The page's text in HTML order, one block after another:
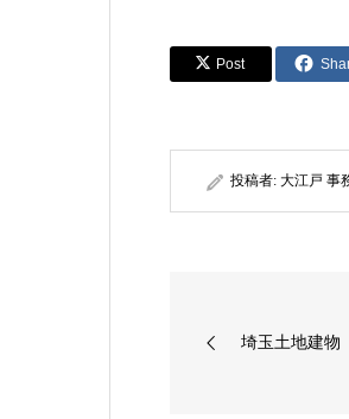
Post
投稿者: 大江戸 事
埼玉土地建物